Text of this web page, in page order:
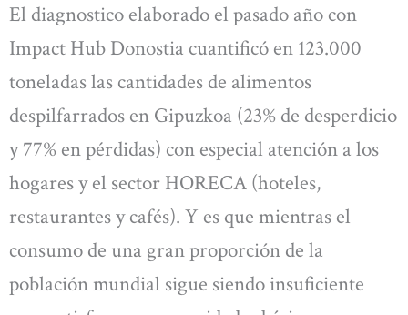
El diagnostico elaborado el pasado año con
Impact Hub Donostia cuantificó en 123.000
toneladas las cantidades de alimentos
despilfarrados en Gipuzkoa (23% de desperdicio
y 77% en pérdidas) con especial atención a los
hogares y el sector HORECA (hoteles,
restaurantes y cafés). Y es que mientras el
consumo de una gran proporción de la
población mundial sigue siendo insuficiente